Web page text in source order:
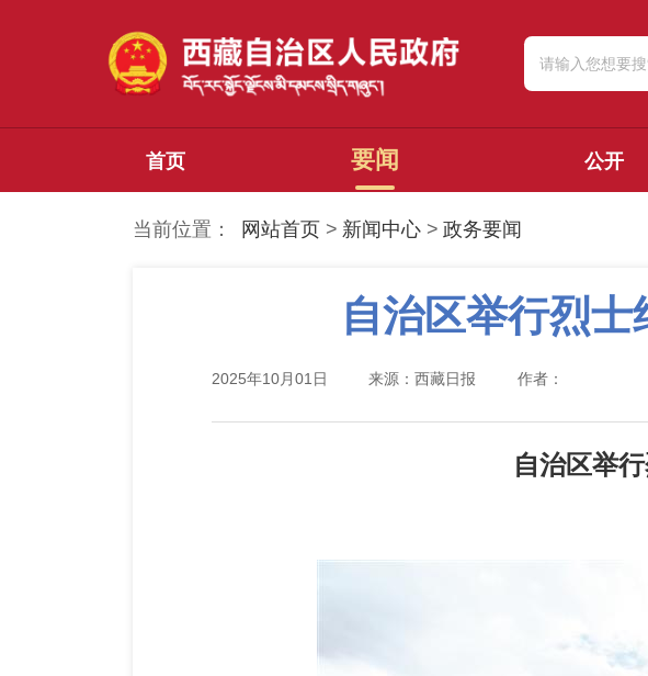
首页 要闻 公开
当前位置： 网站首页 > 新闻中心 > 政务要闻
自治区举行烈
2025年10月01日 来源：西藏日报 作者：
自治区举